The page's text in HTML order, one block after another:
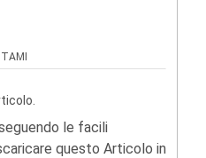
le facili
questo Articolo in